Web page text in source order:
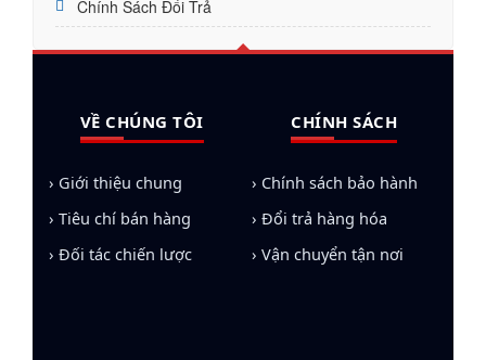
Chính Sách Đổi Trả
VỀ CHÚNG TÔI
› Giới thiệu chung
› Tiêu chí bán hàng
› Đối tác chiến lược
CHÍNH SÁCH
› Chính sách bảo hành
› Đổi trả hàng hóa
› Vận chuyển tận nơi